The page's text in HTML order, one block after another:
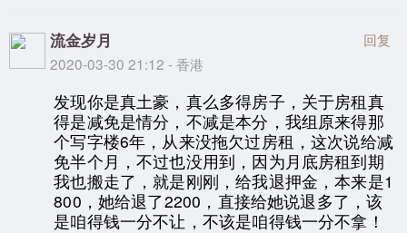
流金岁月
2020-03-30 21:12 - 香港
回复
发现你是真土豪，真么多得房子，关于房租真
得是减免是情分，不减是本分，我组原来得那
个写字楼6年，从来没拖欠过房租，这次说给减
免半个月，不过也没用到，因为月底房租到期
我也搬走了，就是刚刚，给我退押金，本来是1
800，她给退了2200，直接给她说退多了，该
是咱得钱一分不让，不该是咱得钱一分不拿！